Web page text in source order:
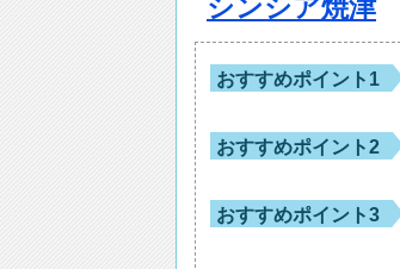
シンシア焼津
おすすめポイント1
おすすめポイント2
おすすめポイント3